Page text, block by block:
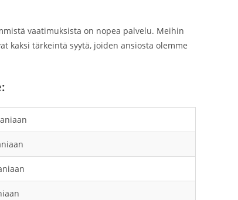
vaatimuksista on nopea palvelu. Meihin
kaksi tärkeintä syytä, joiden ansiosta olemme